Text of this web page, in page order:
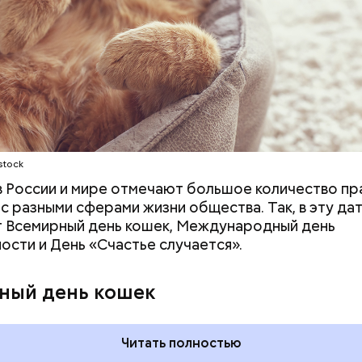
России и мире отмечают большое количество
с разными сферами жизни общества. Так, в эту
Всемирный день кошек, Международный день
и День «Счастье случается».
день кошек
Читать полностью
день холостяка